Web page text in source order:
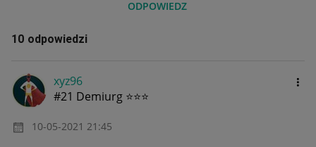
ODPOWIEDZ
10 odpowiedzi
xyz96
#21 Demiurg ⭐⭐⭐
‎10-05-2021 21:45